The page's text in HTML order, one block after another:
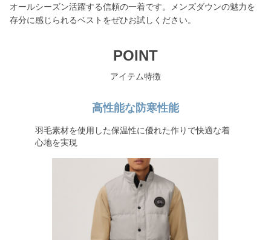
オールシーズン活躍する信頼の一着です。メンズダウンの魅力を
存分に感じられるベストをぜひお試しください。
POINT
アイテム特徴
高性能な防寒性能
羽毛素材を使用した保温性に優れた作りで快適な着
心地を実現